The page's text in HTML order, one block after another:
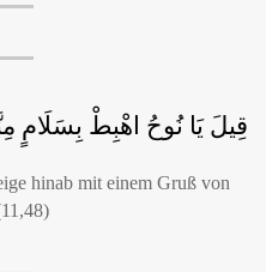
قِيلَ يَا نُوحُ اهْبِطْ بِسَلَامٍ
hinab mit einem Gruß von